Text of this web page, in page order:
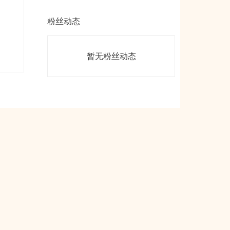
粉丝动态
暂无粉丝动态